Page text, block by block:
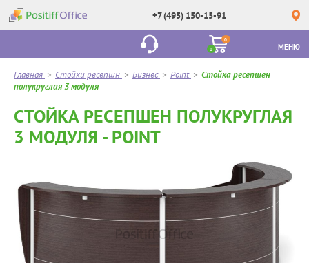
+7 (495) 150-15-91
0
0
МЕНЮ
Главная > Стойки ресепшн > Бизнес > Point > Стойка ресепшен
полукруглая 3 модуля
СТОЙКА РЕСЕПШЕН ПОЛУКРУГЛАЯ
3 МОДУЛЯ - POINT